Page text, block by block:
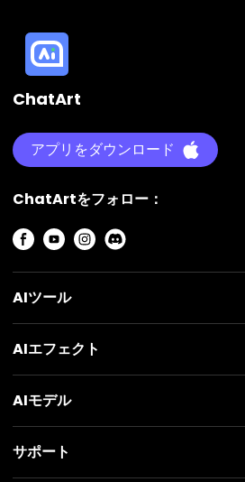
ChatArt
アプリをダウンロード
ChatArtをフォロー：
AIツール
AIエフェクト
AIモデル
サポート